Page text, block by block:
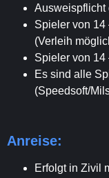
Ausweispflicht
Spieler von 14
(Verleih
Spieler von 14
Es sind alle
(Speedsoft/
Anreise:
Erfolgt in Zivil